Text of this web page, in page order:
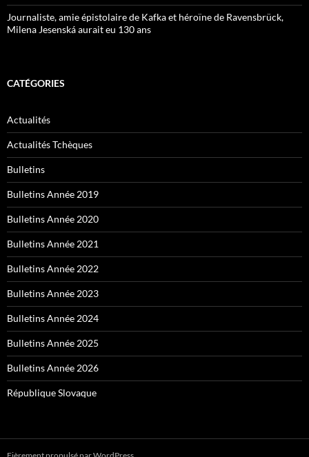
Journaliste, amie épistolaire de Kafka et héroïne de Ravensbrück,
Milena Jesenská aurait eu 130 ans
CATÉGORIES
Actualités
Actualités Tchèques
Bulletins
Bulletins Année 2019
Bulletins Année 2020
Bulletins Année 2021
Bulletins Année 2022
Bulletins Année 2023
Bulletins Année 2024
Bulletins Année 2025
Bulletins Année 2026
République Slovaque